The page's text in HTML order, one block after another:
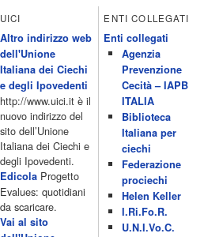
musicale 19.00 All News 19.05 The
Guinea Pigs 20.00 Inbox 21.00 Code
Butcher […]
1 4 Dicembre 2022
Animati 09.05 Telefilm:Starsky & Hutch
12.15 12.15 Secondo voi 12.25 Studio
13.40 Cartoni animati 14.30 I Simpson
15.55 15.55 Telefilm:Wildfire 16.50
Aperto 19.05 Don Luca c'� 19.35
Camera caf� 20.30 La ruota della
4 Dicembre 2022
meteo/oroscopo/traffico06:55 - Movie
UICI
Altro indirizzo web
dell'Unione
Italiana dei Ciechi
e degli Ipovedenti
http://www.uici.it è il
nuovo indirizzo del
sito dell’Unione
Italiana dei Ciechi e
degli Ipovedenti.
EdicolaProgetto
Evalues: quotidiani
da scaricare.
Vai al sito
ENTI COLLEGATI
Enti collegati
Agenzia
Prevenzione
Cecità – IAPB
ITALIA
Biblioteca
Italiana per
ciechi
Federazione
prociechi
Helen Keller
I.Ri.Fo.R.
U.N.I.Vo.C.